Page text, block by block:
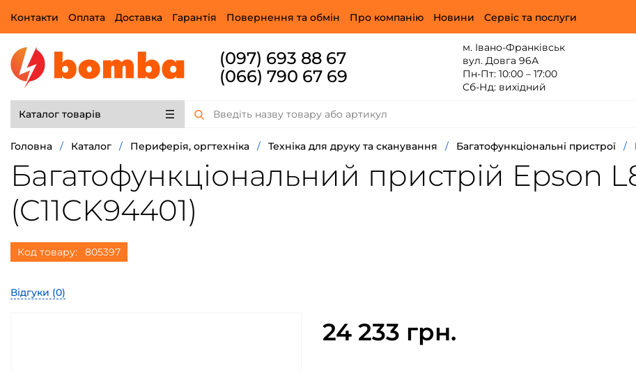
Контакти Оплата Доставка Гарантія Повернення та обмін Про компанію Новини Сервіс та послуги
(097) 693 88 67
(066) 790 67 69
м. Івано-Франківськ
вул. Довга 96А
Пн-Пт: 10:00 – 17:00
Сб-Нд: вихідний
Каталог товарів
Головна / Каталог / Периферія, оргтехніка / Техніка для друку та сканування / Багатофункціональні пристрої /
Багатофункціональний пристрій Epson
(C11CK94401)
Код товару: 805397
Відгуки (0)
24 233 грн.